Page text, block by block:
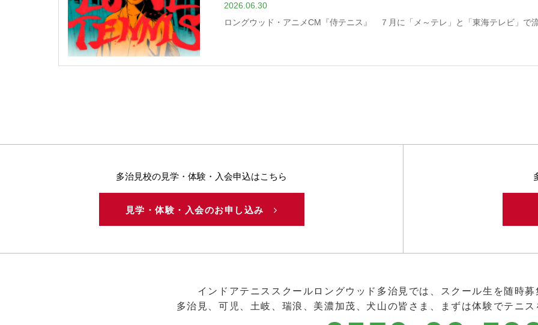
2026.06.30
ロングウッド・アニメCM『侍テニス』 ７月に「メ～テレ」と「東海テレビ」で
多治見校の見学・体験・入会申込はこちら
見学・体験・入会のお申し込み
インドアテニススクールロングウッド多治見では、スクール生を随時
多治見、可児、土岐、瑞浪、美濃加茂、犬山の皆さま、まずは体験でテニ